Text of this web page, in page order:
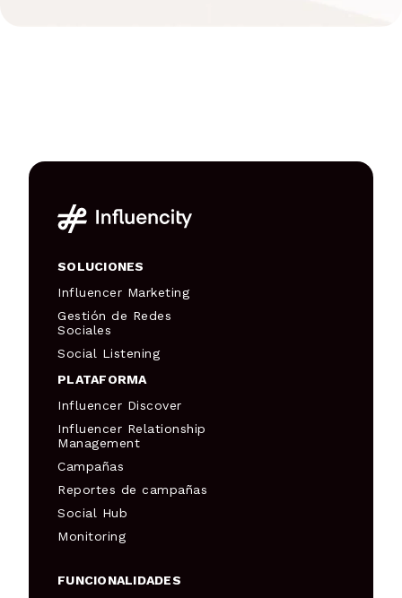
SOLUCIONES
Influencer Marketing
Gestión de Redes
Sociales
Social Listening
PLATAFORMA
Influencer Discover
Influencer Relationship
Management
Campañas
Reportes de campañas
Social Hub
Monitoring
FUNCIONALIDADES